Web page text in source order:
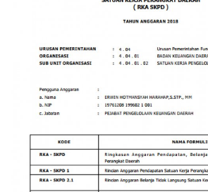
PEMERINTAHAN
SEJARAH
VISI MISI